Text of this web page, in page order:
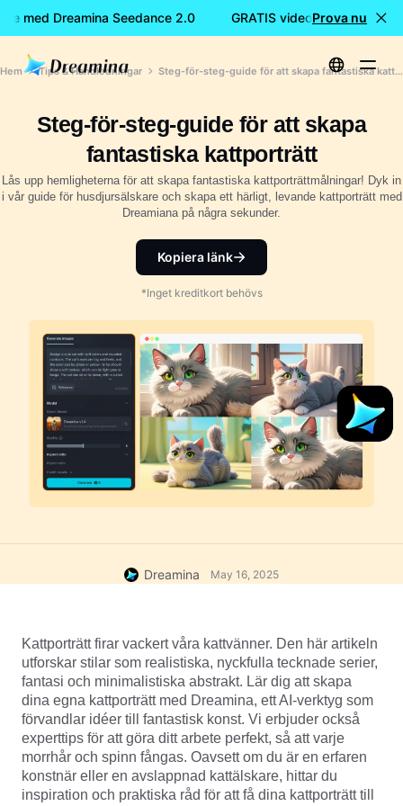
med Dreamina Seedance 2.0 GRATIS videoskapande
Prova nu
Hem Tips & Handledningar Steg-för-steg-guide för att skapa fantastiska kattporträtt
Steg-för-steg-guide för att skapa
fantastiska kattporträtt
Lås upp hemligheterna för att skapa fantastiska kattporträttmålningar! Dyk in
i vår guide för husdjursälskare och skapa ett härligt, levande kattporträtt med
Dreamiana på några sekunder.
Kopiera länk
*Inget kreditkort behövs
Dreamina May 16, 2025
Kattporträtt firar vackert våra kattvänner. Den här artikeln
utforskar stilar som realistiska, nyckfulla tecknade serier,
fantasi och minimalistiska abstrakt. Lär dig att skapa
dina egna kattporträtt med Dreamina, ett AI-verktyg som
förvandlar idéer till fantastisk konst. Vi erbjuder också
experttips för att göra ditt arbete perfekt, så att varje
morrhår och spinn fångas. Oavsett om du är en erfaren
konstnär eller en avslappnad kattälskare, hittar du
inspiration och praktiska råd för att få dina kattporträtt till